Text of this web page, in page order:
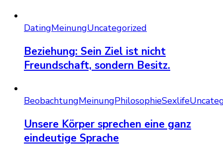
DatingMeinungUncategorized
Beziehung: Sein Ziel ist nicht
Freundschaft, sondern Besitz.
BeobachtungMeinungPhilosophieSexlife
Unsere Körper sprechen eine ganz
eindeutige Sprache